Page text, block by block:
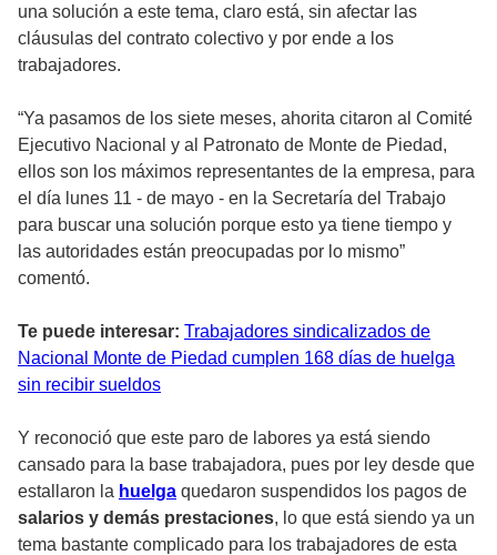
una solución a este tema, claro está, sin afectar las
cláusulas del contrato colectivo y por ende a los
trabajadores.
“Ya pasamos de los siete meses, ahorita citaron al Comité
Ejecutivo Nacional y al Patronato de Monte de Piedad,
ellos son los máximos representantes de la empresa, para
el día lunes 11 - de mayo - en la Secretaría del Trabajo
para buscar una solución porque esto ya tiene tiempo y
las autoridades están preocupadas por lo mismo”
comentó.
Te puede interesar: Trabajadores sindicalizados de
Nacional Monte de Piedad cumplen 168 días de huelga
sin recibir sueldos
Y reconoció que este paro de labores ya está siendo
cansado para la base trabajadora, pues por ley desde que
estallaron la huelga quedaron suspendidos los pagos de
salarios y demás prestaciones, lo que está siendo ya un
tema bastante complicado para los trabajadores de esta